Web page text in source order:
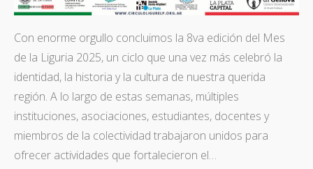
Con enorme orgullo concluimos la 8va edición del Mes
de la Liguria 2025, un ciclo que una vez más celebró la
identidad, la historia y la cultura de nuestra querida
región. A lo largo de estas semanas, múltiples
instituciones, asociaciones, estudiantes, docentes y
miembros de la colectividad trabajaron unidos para
ofrecer actividades que fortalecieron el…